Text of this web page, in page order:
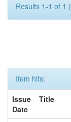
Results 1-1 of 1
Item hits:
Issue
Date
Title